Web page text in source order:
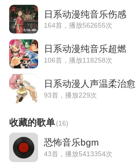
日系动漫纯音乐伤感
164首，播放562655次
日系动漫纯音乐超燃
106首，播放118258次
日系动漫人声温柔治愈
93首，播放229次
收藏的歌单(16)
恐怖音乐bgm
43首，播放5413354次